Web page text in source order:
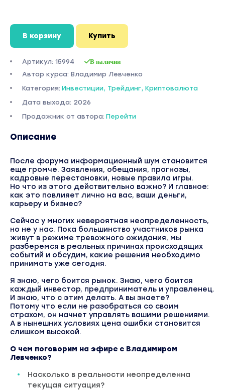
В корзину Купить
Артикул: 15994 В наличии
Автор курса: Владимир Левченко
Категория: Инвестиции, Трейдинг, Криптовалюта
Дата выхода: 2026
Продажник от автора: Перейти
Описание
После форума информационный шум становится
еще громче. Заявления, обещания, прогнозы,
кадровые перестановки, новые правила игры.
Но что из этого действительно важно? И главное:
как это повлияет лично на вас, ваши деньги,
карьеру и бизнес?
Сейчас у многих невероятная неопределенность,
но не у нас. Пока большинство участников рынка
живут в режиме тревожного ожидания, мы
разберемся в реальных причинах происходящих
событий и обсудим, какие решения необходимо
принимать уже сегодня.
Я знаю, чего боится рынок. Знаю, чего боится
каждый инвестор, предприниматель и управленец.
И знаю, что с этим делать. А вы знаете?
Потому что если не разобраться со своим
страхом, он начнет управлять вашими решениями.
А в нынешних условиях цена ошибки становится
слишком высокой.
О чем поговорим на эфире с Владимиром
Левченко?
Насколько в реальности неопределенна
текущая ситуация?